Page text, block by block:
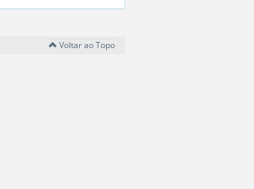
Voltar ao Topo